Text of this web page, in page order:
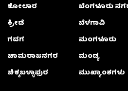
ಕೋಲಾರ
ಕ್ರೀಡೆ
ಗದಗ
ಚಾಮರಾಜನಗರ
ಚಿಕ್ಕಬಳ್ಳಾಫುರ
ಬೆಂಗಳೂರು
ಬೆಳಗಾವಿ
ಮಂಗಳೂರು
ಮಂಡ್ಯ
ಮುಖ್ಯಾಂಶಗಳು